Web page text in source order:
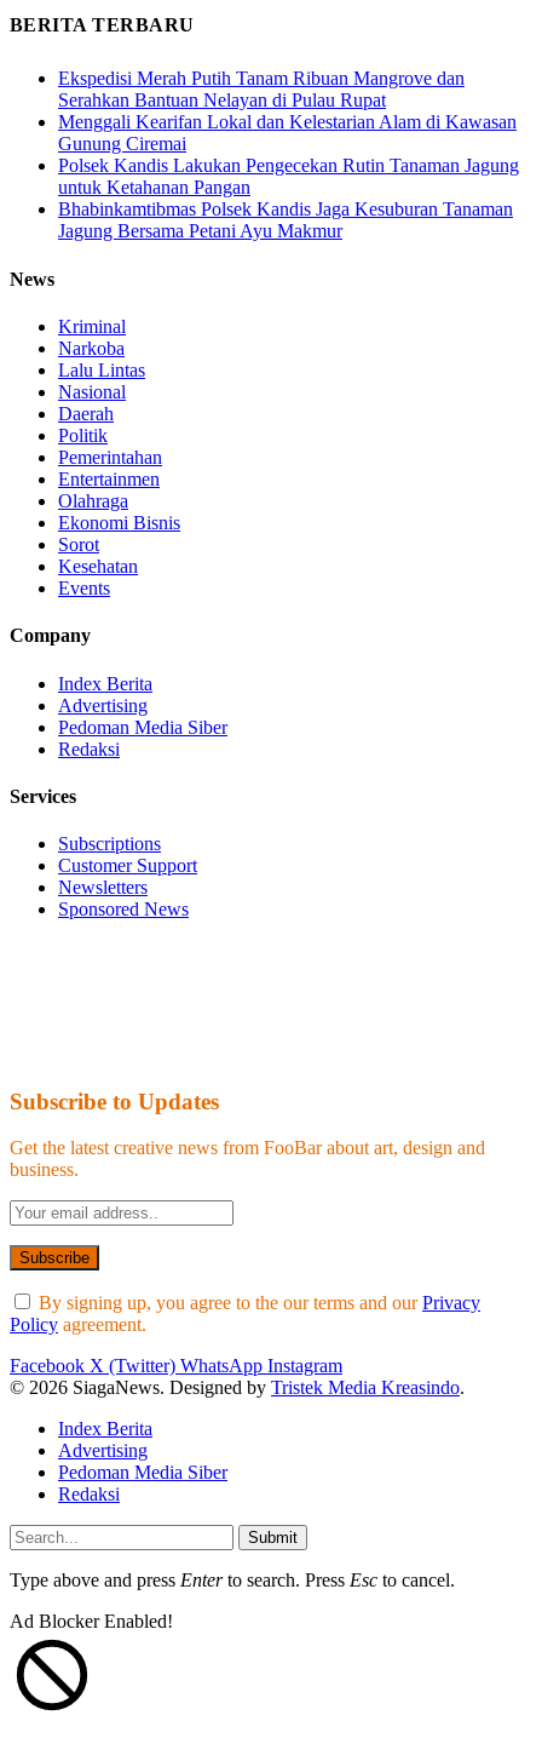
BERITA TERBARU
Ekspedisi Merah Putih Tanam Ribuan Mangrove dan
Serahkan Bantuan Nelayan di Pulau Rupat
Menggali Kearifan Lokal dan Kelestarian Alam di Kawasan
Gunung Ciremai
Polsek Kandis Lakukan Pengecekan Rutin Tanaman Jagung
untuk Ketahanan Pangan
Bhabinkamtibmas Polsek Kandis Jaga Kesuburan Tanaman
Jagung Bersama Petani Ayu Makmur
News
Kriminal
Narkoba
Lalu Lintas
Nasional
Daerah
Politik
Pemerintahan
Entertainmen
Olahraga
Ekonomi Bisnis
Sorot
Kesehatan
Events
Company
Index Berita
Advertising
Pedoman Media Siber
Redaksi
Services
Subscriptions
Customer Support
Newsletters
Sponsored News
Subscribe to Updates
Get the latest creative news from FooBar about art, design and
business.
By signing up, you agree to the our terms and ourPrivacy
Policy agreement.
Facebook X (Twitter) WhatsApp Instagram
© 2026 SiagaNews. Designed by Tristek Media Kreasindo.
Index Berita
Advertising
Pedoman Media Siber
Redaksi
Submit
Type above and press Enterto search. Press Esc to cancel.
Ad Blocker Enabled!